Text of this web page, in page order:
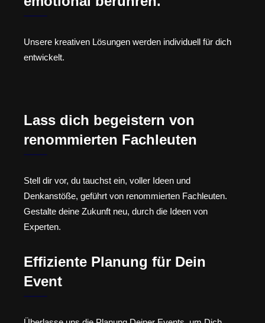
Unsere kreativen Lösungen werden individuell für dich
entwickelt.
Lass dich begeistern von
renommierten Fachleuten
Stell dir vor, du tauchst ein, voller Ideen und
Denkanstöße, geführt von renommierten Fachleuten.
Gestalte deine Zukunft neu, durch die Ideen von
Experten.
Effiziente Planung für Dein
Event